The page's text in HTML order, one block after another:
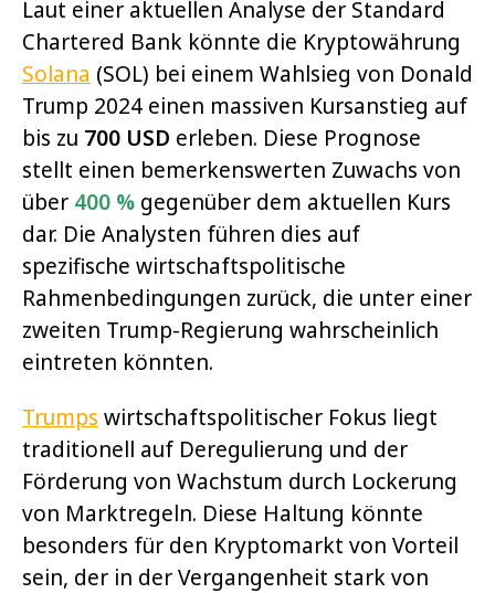
Laut einer aktuellen Analyse der Standard
Chartered Bank könnte die Kryptowährung
Solana (SOL) bei einem Wahlsieg von Donald
Trump 2024 einen massiven Kursanstieg auf
bis zu 700 USD erleben. Diese Prognose
stellt einen bemerkenswerten Zuwachs von
über 400 % gegenüber dem aktuellen Kurs
dar. Die Analysten führen dies auf
spezifische wirtschaftspolitische
Rahmenbedingungen zurück, die unter einer
zweiten Trump-Regierung wahrscheinlich
eintreten könnten.
Trumps wirtschaftspolitischer Fokus liegt
traditionell auf Deregulierung und der
Förderung von Wachstum durch Lockerung
von Marktregeln. Diese Haltung könnte
besonders für den Kryptomarkt von Vorteil
sein, der in der Vergangenheit stark von